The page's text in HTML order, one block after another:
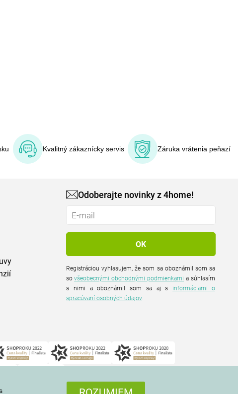
Kvalitný zákaznícky servis Záruka vrátenia peňazí
Odoberajte novinky z 4home!
Registráciou vyhlasujem, že som sa oboznámil som sa
sovšeobecnými obchodnými podmienkami a súhlasím
s nimi a oboznámil som sa aj s informáciami o
spracúvaní osobných údajov.